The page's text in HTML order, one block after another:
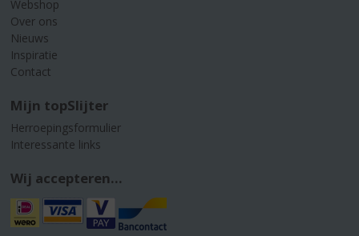
Webshop
Over ons
Nieuws
Inspiratie
Contact
Mijn topSlijter
Herroepingsformulier
Interessante links
Wij accepteren...